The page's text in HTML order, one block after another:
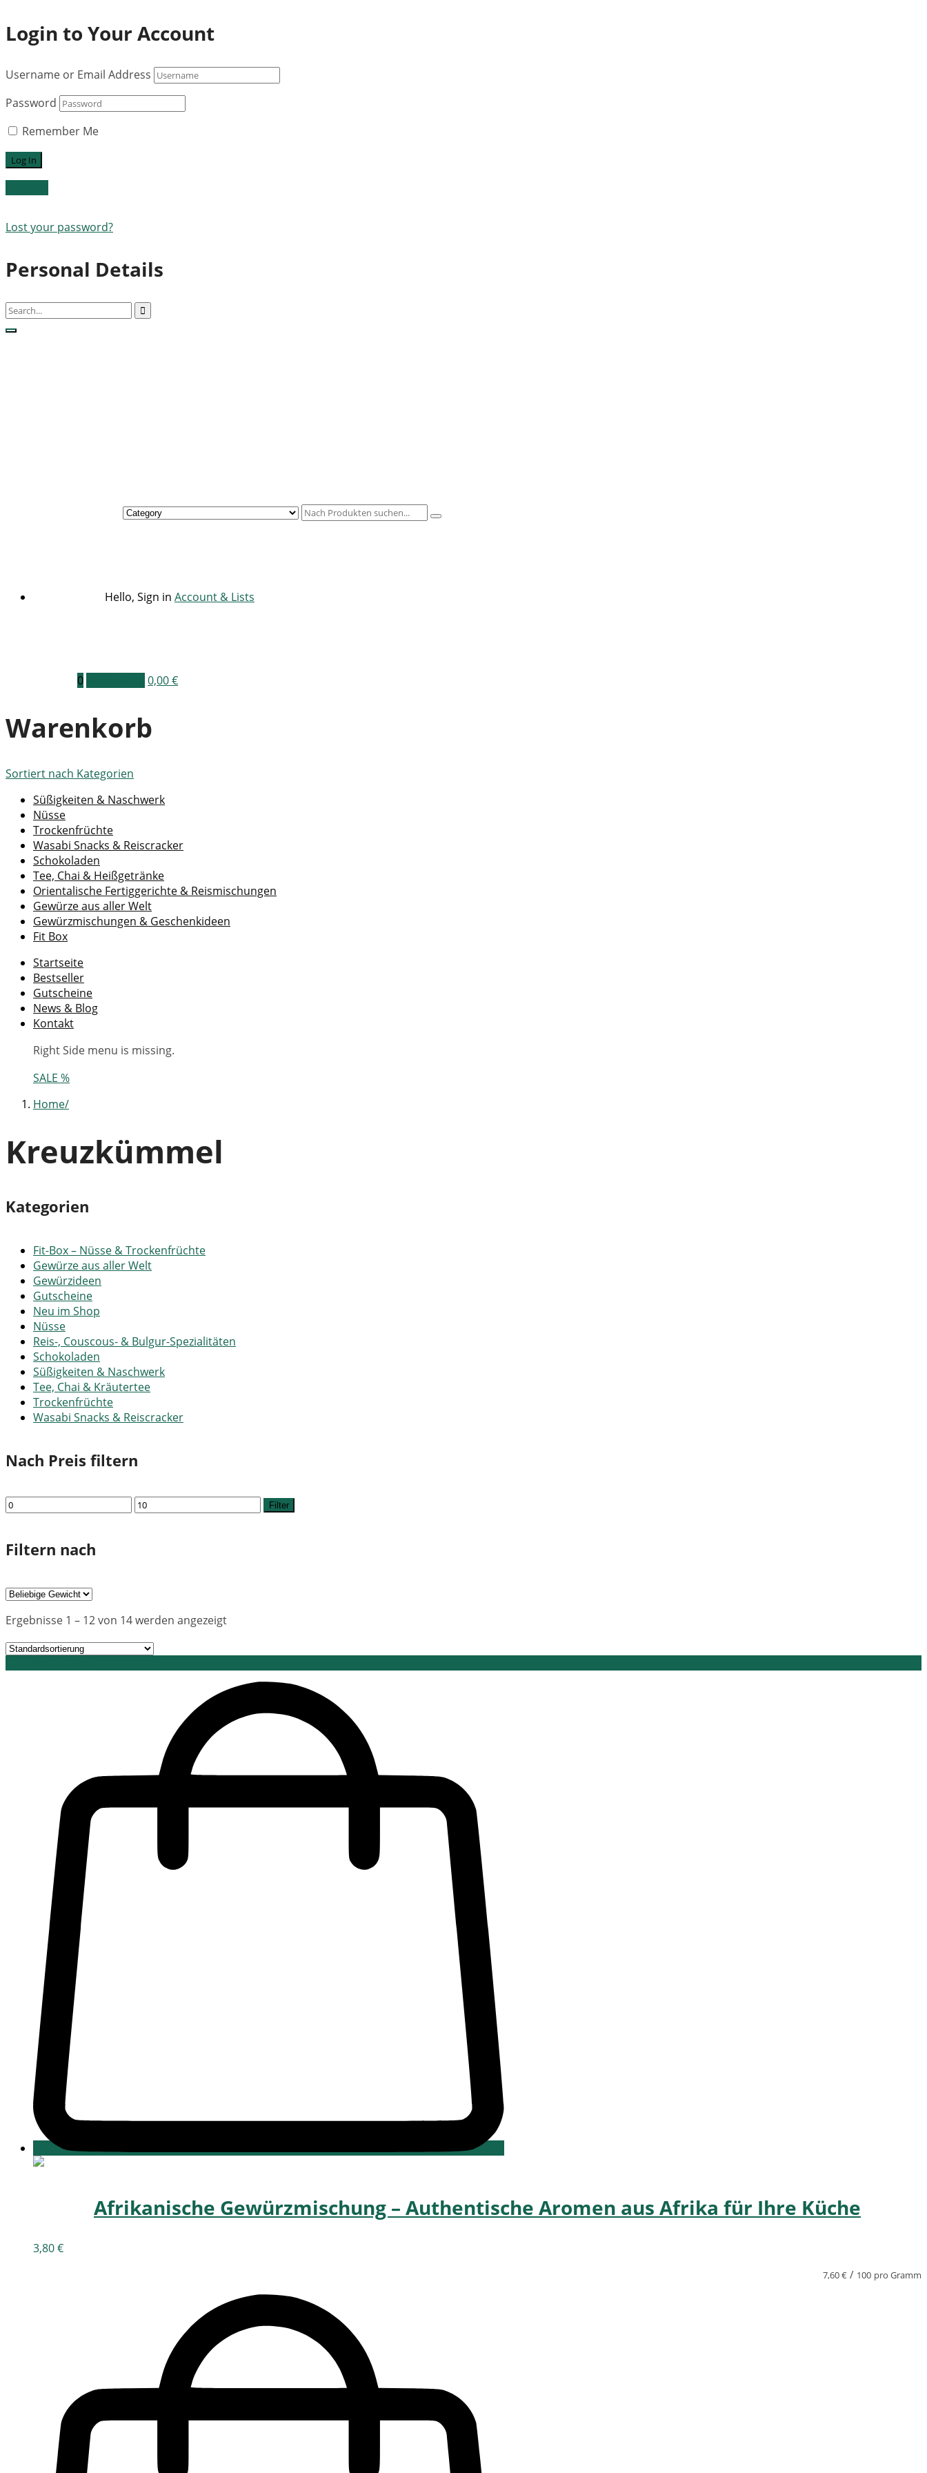
Login to Your Account
Username or Email Address
Password
Remember Me
Lost your password?
Personal Details
Hello, Sign in Account & Lists
0 0,00€
Warenkorb
Sortiert nach Kategorien
Süßigkeiten & Naschwerk
Nüsse
Trockenfrüchte
Wasabi Snacks & Reiscracker
Schokoladen
Tee, Chai & Heißgetränke
Orientalische Fertiggerichte & Reismischungen
Gewürze aus aller Welt
Gewürzmischungen & Geschenkideen
Fit Box
Startseite
Bestseller
Gutscheine
News & Blog
Kontakt
Right Side menu is missing.
SALE %
Home
Kreuzkümmel
Kategorien
Fit-Box – Nüsse & Trockenfrüchte
Gewürze aus aller Welt
Gewürzideen
Gutscheine
Neu im Shop
Nüsse
Reis-, Couscous- & Bulgur-Spezialitäten
Schokoladen
Süßigkeiten & Naschwerk
Tee, Chai & Kräutertee
Trockenfrüchte
Wasabi Snacks & Reiscracker
Nach Preis filtern
Min.
Max.
Filter
Filtern nach
Ergebnisse 1 – 12 von 14 werden angezeigt
Afrikanische Gewürzmischung – Authentische Aromen aus Afrika für Ihre Küche
3,80€
7,60€ / 100 pro Gramm